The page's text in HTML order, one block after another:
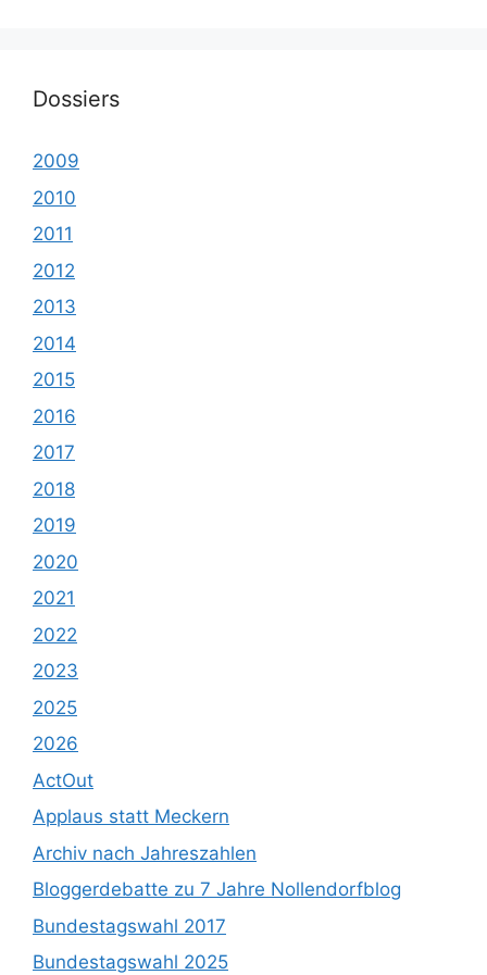
Dossiers
2009
2010
2011
2012
2013
2014
2015
2016
2017
2018
2019
2020
2021
2022
2023
2025
2026
ActOut
Applaus statt Meckern
Archiv nach Jahreszahlen
Bloggerdebatte zu 7 Jahre Nollendorfblog
Bundestagswahl 2017
Bundestagswahl 2025